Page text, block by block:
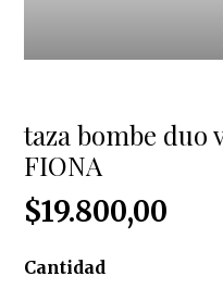
taza bombe duo
FIONA
$19.800,00
Cantidad